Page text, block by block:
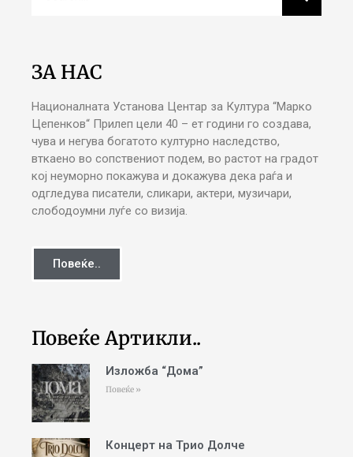
ЗА НАС
Националната Установа Центар за Култура “Марко
Цепенков“ Прилеп цели 40 – ет години го создава,
чува и негува богатото културно наследство,
вткаено во сопствениот подем, во растот на градот
кој неуморно покажува и докажува дека раѓа и
одгледува писатели, сликари, актери, музичари,
слободоумни луѓе со визија.
Повеќе..
Повеќе Артикли..
Изложба “Дома”
Повеќе »
Концерт на Трио Долче